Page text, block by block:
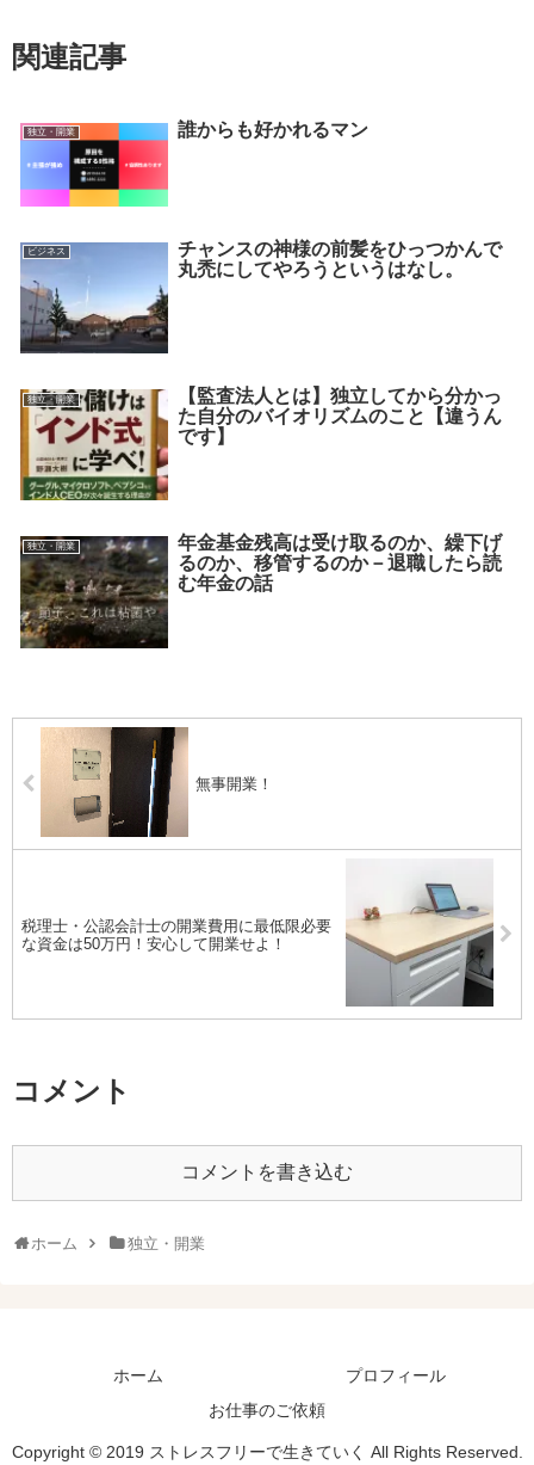
関連記事
独立・開業 誰からも好かれるマン
ビジネス
チャンスの神様の前髪をひっつかんで
丸禿にしてやろうというはなし。
独立・開業
【監査法人とは】独立してから分かっ
た自分のバイオリズムのこと【違うん
です】
独立・開業
年金基金残高は受け取るのか、繰下げ
るのか、移管するのか－退職したら読
む年金の話
無事開業！
税理士・公認会計士の開業費用に最低限必要
な資金は50万円！安心して開業せよ！
コメント
コメントを書き込む
ホーム 独立・開業
ホーム
プロフィール
お仕事のご依頼
Copyright © 2019 ストレスフリーで生きていく All Rights Reserved.